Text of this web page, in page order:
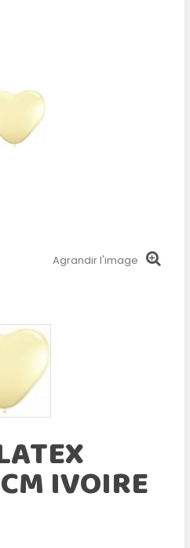
Agrandir l'image
IVOIRE